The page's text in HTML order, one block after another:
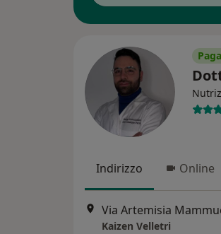
Indirizzo Online
Via Artemisia
Kaizen Velletri